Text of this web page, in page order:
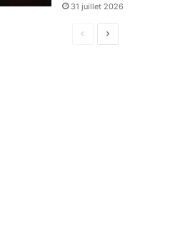
31 juillet 2026
P